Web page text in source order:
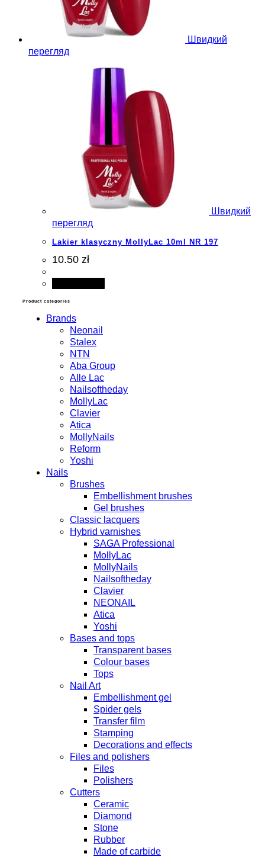
Швидкий
перегляд
Швидкий
перегляд
Lakier klasyczny MollyLac 10ml NR 197
10.50 zł
Product categories
Brands
Neonail
Stalex
NTN
Aba Group
Alle Lac
Nailsoftheday
MollyLac
Clavier
Atica
MollyNails
Reform
Yoshi
Nails
Brushes
Embellishment brushes
Gel brushes
Classic lacquers
Hybrid varnishes
SAGA Professional
MollyLac
MollyNails
Nailsoftheday
Clavier
NEONAIL
Atica
Yoshi
Bases and tops
Transparent bases
Colour bases
Tops
Nail Art
Embellishment gel
Spider gels
Transfer film
Stamping
Decorations and effects
Files and polishers
Files
Polishers
Cutters
Ceramic
Diamond
Stone
Rubber
Made of carbide